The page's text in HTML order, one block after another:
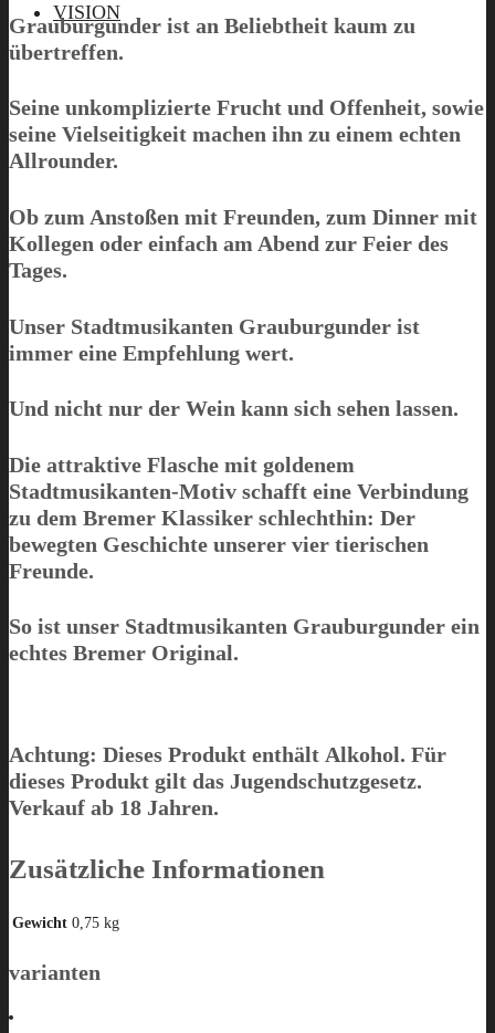
VISION
Grauburgunder ist an Beliebtheit kaum zu
übertreffen.
Seine unkomplizierte Frucht und Offenheit, sowie
seine Vielseitigkeit machen ihn zu einem echten
Allrounder.
Ob zum Anstoßen mit Freunden, zum Dinner mit
Kollegen oder einfach am Abend zur Feier des
Tages.
Unser Stadtmusikanten Grauburgunder ist
immer eine Empfehlung wert.
Und nicht nur der Wein kann sich sehen lassen.
Die attraktive Flasche mit goldenem
Stadtmusikanten-Motiv schafft eine Verbindung
zu dem Bremer Klassiker schlechthin: Der
bewegten Geschichte unserer vier tierischen
Freunde.
So ist unser Stadtmusikanten Grauburgunder ein
echtes Bremer Original.
Achtung: Dieses Produkt enthält Alkohol. Für
dieses Produkt gilt das Jugendschutzgesetz.
Verkauf ab 18 Jahren.
Zusätzliche Informationen
Gewicht 0,75 kg
varianten